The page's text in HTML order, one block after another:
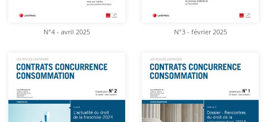
N°4 - avril 2025 N°3 - février 2025